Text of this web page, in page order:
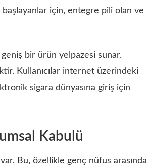
için, entegre pili olan ve
geniş bir ürün yelpazesi sunar.
Kullanıcılar internet üzerindeki
sigara dünyasına giriş için
Kabulü
Bu, özellikle genç nüfus arasında